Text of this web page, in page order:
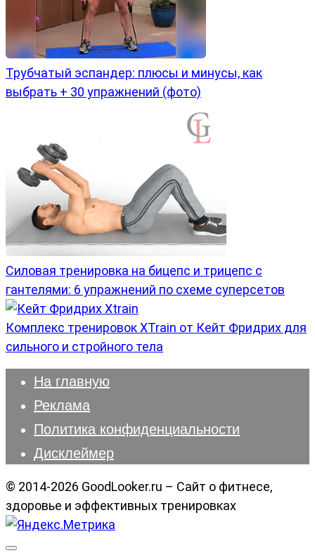
Трубчатый эспандер: плюсы и минусы, как
выбрать + 30 упражнений (фото)
Силовая тренировка на бицепс и трицепс с
гантелями: 6 упражнений по схеме суперсетов
Комплекс тренировок XTrain от Кейт Фридрих для
сильного и стройного тела
На главную
Реклама
Политика конфиденциальности
Дисклеймер
© 2014-2026 GoodLooker.ru – Сайт о фитнесе,
здоровье и эффективных тренировках